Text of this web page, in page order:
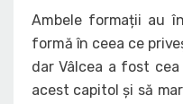
Ambele formații au
formă în ceea ce
dar Vâlcea a fost
acest capitol și să